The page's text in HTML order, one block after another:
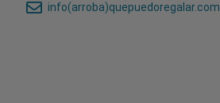
info(arroba)quepuedoregalar.com